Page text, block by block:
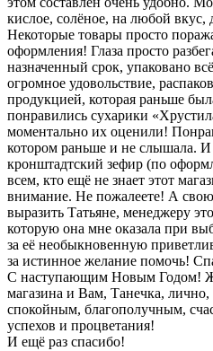
кислое, солёное, на любой вкус,
Некоторые товары просто
оформления! Глаза просто
назначенный срок, упаковано
огромное удовольствие,
продукцией, которая раньше
понравились сухарики
моментально их оценили!
котором раньше и не слышала. И
кронштадтский зефир (по
всем, кто ещё не знает этот
внимание. Не пожалеете! А свою
выразить Татьяне, менеджеру
которую она мне оказала при
за её необыкновенную
за истинное желание помочь!
С наступающим Новым Годом!
магазина и Вам, Танечка,
спокойным, благополучным,
успехов и процветания!
И ещё раз спасибо!